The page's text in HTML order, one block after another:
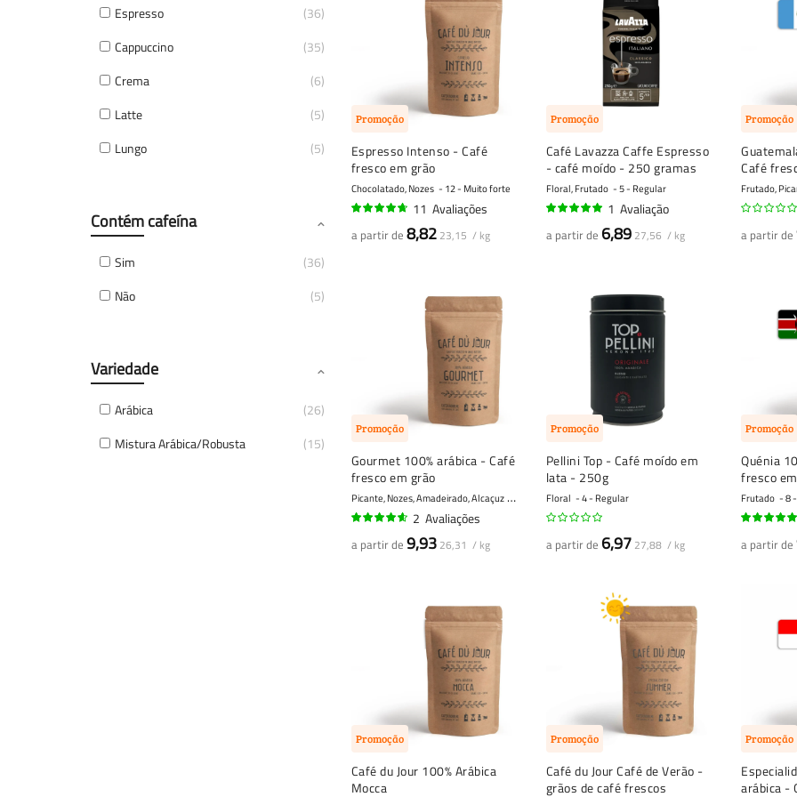
Promoção
Espresso Intenso - Café
fresco em grão
Chocolatado, Nozes 12 - Muito forte
11 Avaliações
a partir de 8,82 23,15 / kg
Promoção
Café Lavazza Caffe Espresso
- café moído - 250 gramas
Floral, Frutado 5 - Regular
1 Avaliação
a partir de 6,89 27,56 / kg
Promoção
Café
Frutado,
a partir de
Promoção
Gourmet 100% arábica - Café
fresco em grão
Picante, Nozes, Amadeirado, Alcaçuz 6 - Regular
2 Avaliações
a partir de 9,93 26,31 / kg
Promoção
Pellini Top - Café moído em
lata - 250g
Floral 4 - Regular
a partir de 6,97 27,88 / kg
Promoção
Quénia
fresco
Frutado 8
a partir de
Promoção
Café du Jour 100% Arábica
Mocca
Promoção
Café du Jour Café de Verão -
grãos de café frescos
Promoção
arábica -
Espresso
36
Cappuccino
35
Crema
6
Latte
5
Lungo
5
Contém cafeína
Sim
36
Não
5
Variedade
Arábica
26
Mistura Arábica/Robusta
15